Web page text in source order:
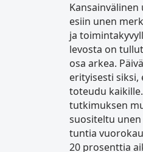
esiin unen
ja
levosta on
osa arkea.
erityisesti
toteudu
tutkimuksen
suositeltu
tuntia
20 prosenttia